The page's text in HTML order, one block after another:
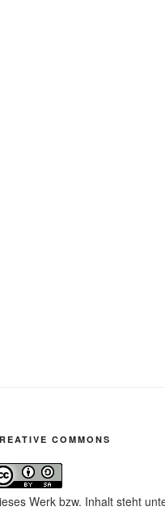
COMMONS
Werk bzw. Inhalt steht